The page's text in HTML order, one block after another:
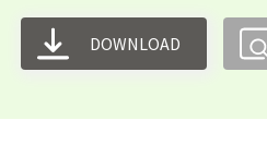
DOWNLOAD